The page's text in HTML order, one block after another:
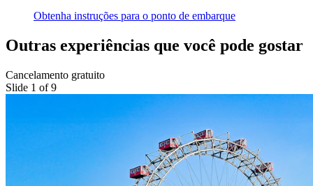
Obtenha instruções para o ponto de embarque
Outras experiências que você pode gostar
Cancelamento gratuito
Slide 1 of 9